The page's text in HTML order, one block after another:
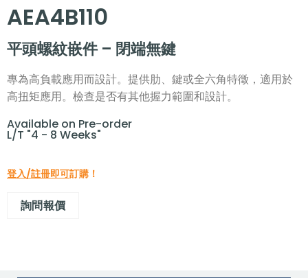
AEA4B110
平頭螺紋嵌件 – 閉端無鍵
專為高負載應用而設計。提供肋、鍵或全六角特徵，適用於
高扭矩應用。檢查是否有其他握力範圍和設計。
Available on Pre-order
L/T "4 - 8 Weeks"
登入/註冊即可訂購！
詢問報價